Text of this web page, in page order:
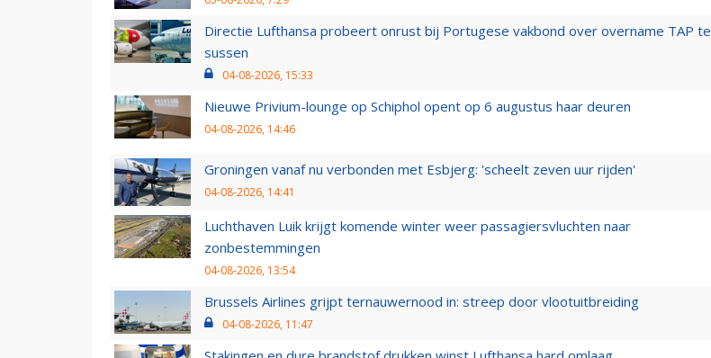
Directie Lufthansa probeert onrust bij Portugese vakbond over overname TAP te
sussen
04-08-2026, 15:33
Nieuwe Privium-lounge op Schiphol opent op 6 augustus haar deuren
04-08-2026, 14:46
Groningen vanaf nu verbonden met Esbjerg: 'scheelt zeven uur rijden'
04-08-2026, 14:41
Luchthaven Luik krijgt komende winter weer passagiersvluchten naar
zonbestemmingen
04-08-2026, 13:54
Brussels Airlines grijpt ternauwernood in: streep door vlootuitbreiding
04-08-2026, 11:47